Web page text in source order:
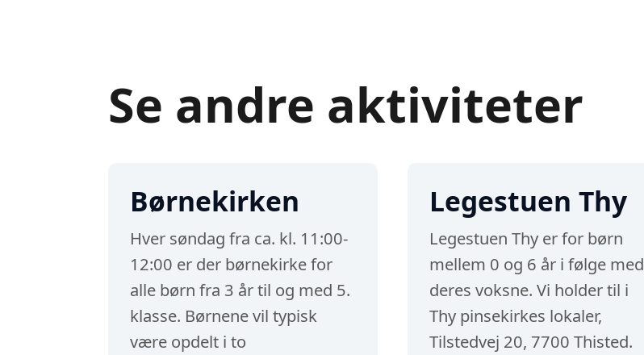
Se andre aktiviteter
Børnekirken
Hver søndag fra ca. kl. 11:00-
12:00 er der børnekirke for
alle børn fra 3 år til og med 5.
klasse. Børnene vil typisk
være opdelt i to
Legestuen Thy
Legestuen Thy er for børn
mellem 0 og 6 år i følge med
deres voksne. Vi holder til i
Thy pinsekirkes lokaler,
Tilstedvej 20, 7700 Thisted.